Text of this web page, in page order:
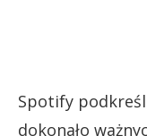
Spotify
dokonało